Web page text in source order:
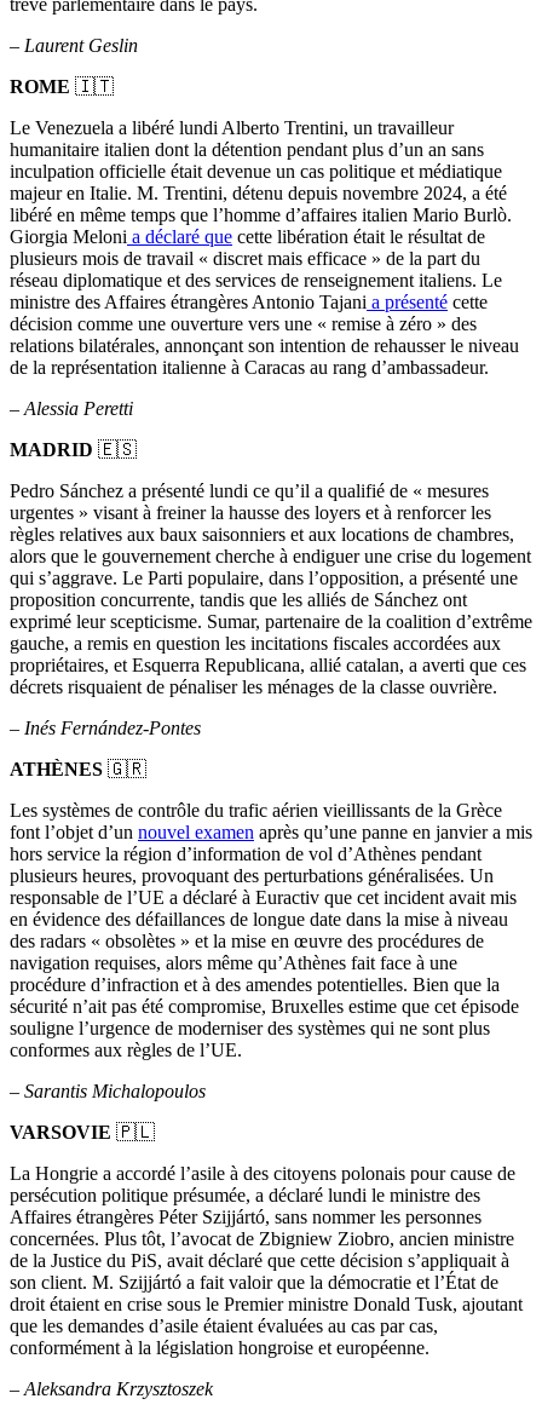
trêve parlementaire dans le pays.
– Laurent Geslin
ROME 🇮🇹
Le Venezuela a libéré lundi Alberto Trentini, un travailleur
humanitaire italien dont la détention pendant plus d’un an sans
inculpation officielle était devenue un cas politique et médiatique
majeur en Italie. M. Trentini, détenu depuis novembre 2024, a été
libéré en même temps que l’homme d’affaires italien Mario Burlò.
Giorgia Meloni a déclaré que cette libération était le résultat de
plusieurs mois de travail « discret mais efficace » de la part du
réseau diplomatique et des services de renseignement italiens. Le
ministre des Affaires étrangères Antonio Tajani a présenté cette
décision comme une ouverture vers une « remise à zéro » des
relations bilatérales, annonçant son intention de rehausser le niveau
de la représentation italienne à Caracas au rang d’ambassadeur.
– Alessia Peretti
MADRID 🇪🇸
Pedro Sánchez a présenté lundi ce qu’il a qualifié de « mesures
urgentes » visant à freiner la hausse des loyers et à renforcer les
règles relatives aux baux saisonniers et aux locations de chambres,
alors que le gouvernement cherche à endiguer une crise du logement
qui s’aggrave. Le Parti populaire, dans l’opposition, a présenté une
proposition concurrente, tandis que les alliés de Sánchez ont
exprimé leur scepticisme. Sumar, partenaire de la coalition d’extrême
gauche, a remis en question les incitations fiscales accordées aux
propriétaires, et Esquerra Republicana, allié catalan, a averti que ces
décrets risquaient de pénaliser les ménages de la classe ouvrière.
– Inés Fernández-Pontes
ATHÈNES 🇬🇷
Les systèmes de contrôle du trafic aérien vieillissants de la Grèce
font l’objet d’un nouvel examen après qu’une panne en janvier a mis
hors service la région d’information de vol d’Athènes pendant
plusieurs heures, provoquant des perturbations généralisées. Un
responsable de l’UE a déclaré à Euractiv que cet incident avait mis
en évidence des défaillances de longue date dans la mise à niveau
des radars « obsolètes » et la mise en œuvre des procédures de
navigation requises, alors même qu’Athènes fait face à une
procédure d’infraction et à des amendes potentielles. Bien que la
sécurité n’ait pas été compromise, Bruxelles estime que cet épisode
souligne l’urgence de moderniser des systèmes qui ne sont plus
conformes aux règles de l’UE.
– Sarantis Michalopoulos
VARSOVIE 🇵🇱
La Hongrie a accordé l’asile à des citoyens polonais pour cause de
persécution politique présumée, a déclaré lundi le ministre des
Affaires étrangères Péter Szijjártó, sans nommer les personnes
concernées. Plus tôt, l’avocat de Zbigniew Ziobro, ancien ministre
de la Justice du PiS, avait déclaré que cette décision s’appliquait à
son client. M. Szijjártó a fait valoir que la démocratie et l’État de
droit étaient en crise sous le Premier ministre Donald Tusk, ajoutant
que les demandes d’asile étaient évaluées au cas par cas,
conformément à la législation hongroise et européenne.
– Aleksandra Krzysztoszek